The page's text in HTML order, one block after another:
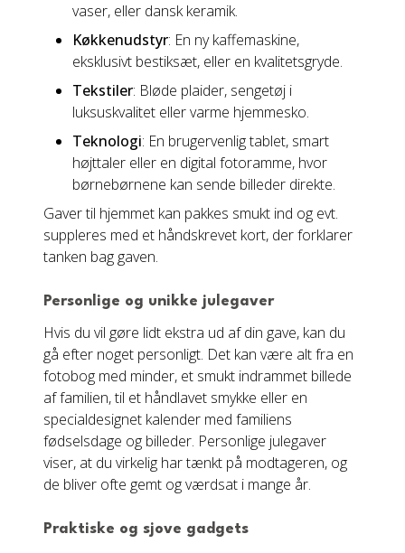
vaser, eller dansk keramik.
Køkkenudstyr: En ny kaffemaskine,
eksklusivt bestiksæt, eller en kvalitetsgryde.
Tekstiler: Bløde plaider, sengetøj i
luksuskvalitet eller varme hjemmesko.
Teknologi: En brugervenlig tablet, smart
højttaler eller en digital fotoramme, hvor
børnebørnene kan sende billeder direkte.
Gaver til hjemmet kan pakkes smukt ind og evt.
suppleres med et håndskrevet kort, der forklarer
tanken bag gaven.
Personlige og unikke julegaver
Hvis du vil gøre lidt ekstra ud af din gave, kan du
gå efter noget personligt. Det kan være alt fra en
fotobog med minder, et smukt indrammet billede
af familien, til et håndlavet smykke eller en
specialdesignet kalender med familiens
fødselsdage og billeder. Personlige julegaver
viser, at du virkelig har tænkt på modtageren, og
de bliver ofte gemt og værdsat i mange år.
Praktiske og sjove gadgets